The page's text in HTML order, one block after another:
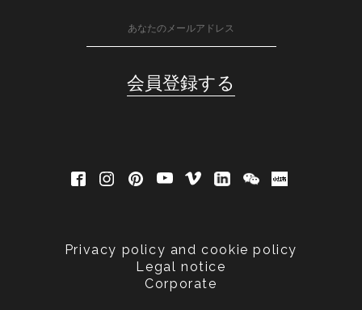
Privacy policy and cookie policy
Legal notice
Corporate